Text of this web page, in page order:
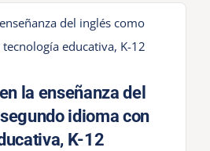
la enseñanza del
idioma con
K-12